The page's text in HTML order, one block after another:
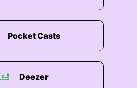
and Creative Director.
an der Universität der
und Medienvisuelle
Filmen.
Pocket Casts
Deezer